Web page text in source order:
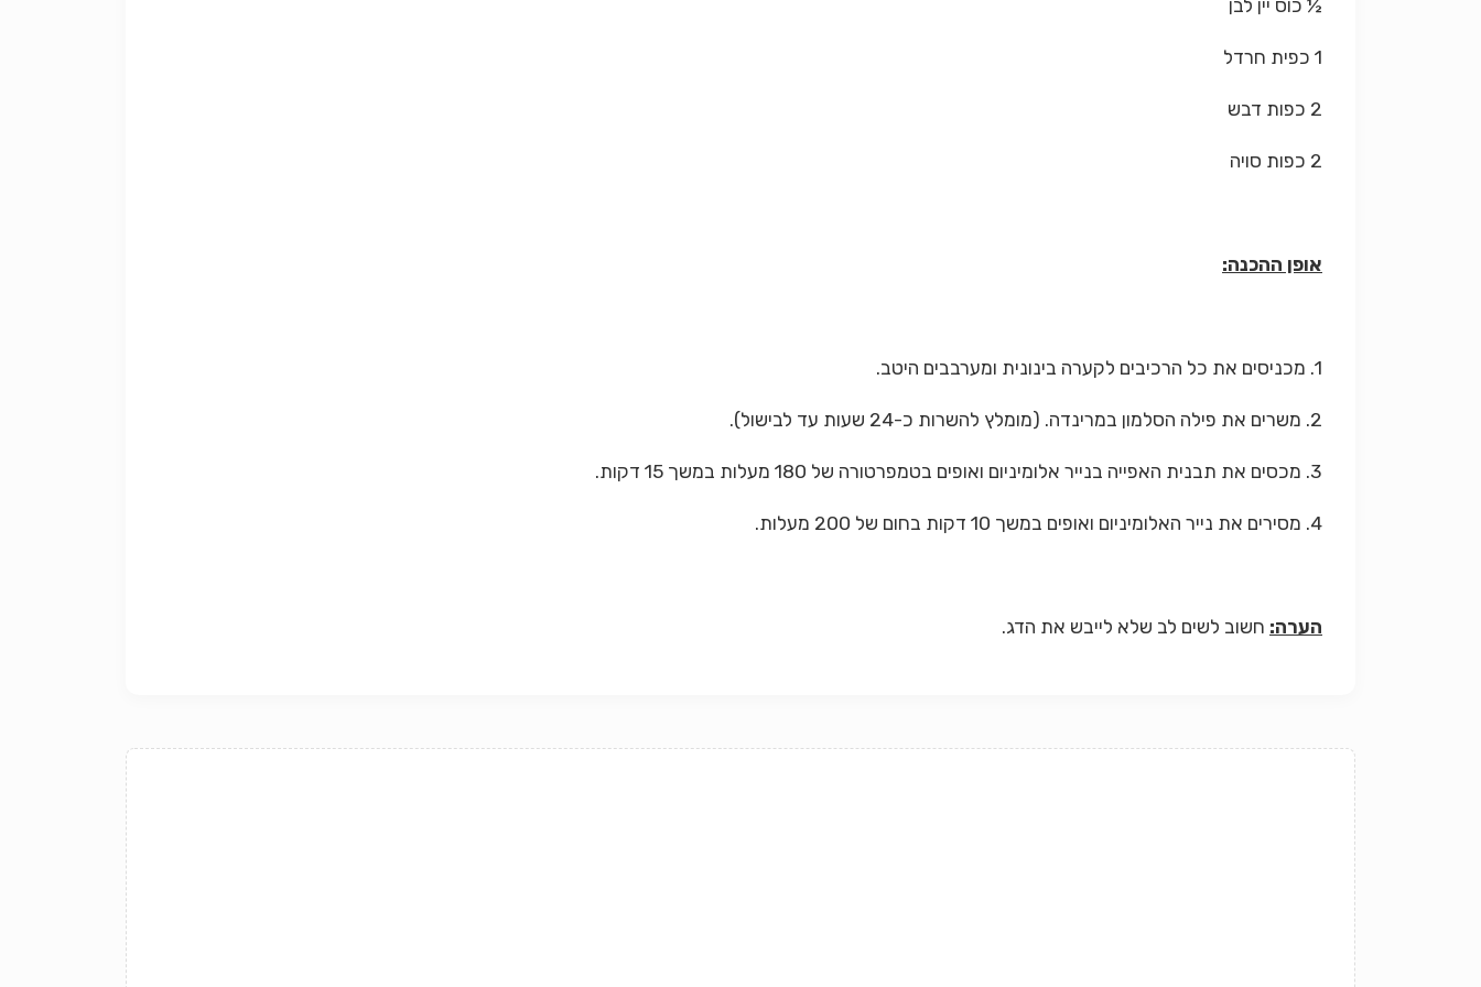
½ כוס יין לבן
1 כפית חרדל
2 כפות דבש
2 כפות סויה
אופן ההכנה:
1. מכניסים את כל הרכיבים לקערה בינונית ומערבבים היטב.
2. משרים את פילה הסלמון במרינדה. (מומלץ להשרות כ-24 שעות עד לבישול).
3. מכסים את תבנית האפייה בנייר אלומיניום ואופים בטמפרטורה של 180 מעלות במשך 15 דקות.
4. מסירים את נייר האלומיניום ואופים במשך 10 דקות בחום של 200 מעלות.
הערה: חשוב לשים לב שלא לייבש את הדג.